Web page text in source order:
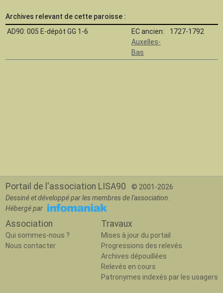
Archives relevant de cette paroisse :
AD90: 005 E-dépôt GG 1-6
EC ancien:
Auxelles-
Bas
1727-1792
Portail de l'association LISA90
© 2001-2026
Dessiné et développé par les membres de l'association.
Hébergé par
Association
Qui sommes-nous ?
Nous contacter
Travaux
Mises à jour du portail
Progressions des relevés
Archives dépouillées
Relevés en cours
Patronymes indexés par les usagers